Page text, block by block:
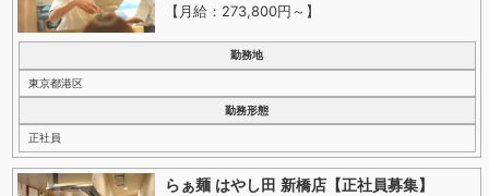
【月給：273,800円～ 】
勤務地
東京都港区
勤務形態
正社員
らぁ麺 はやし田 新橋店【正社員募集】